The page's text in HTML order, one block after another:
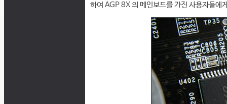
하여 AGP 8X 의 메인보드를 가진 사용자들에